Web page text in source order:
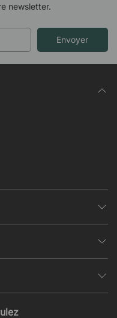
newsletter.
Envoyer